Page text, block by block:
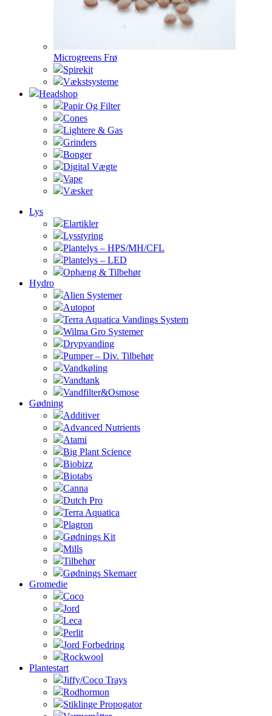
Microgreens Frø
Spirekit
Vækstsysteme
Headshop
Papir Og Filter
Cones
Lightere & Gas
Grinders
Bonger
Digital Vægte
Vape
Væsker
Lys
Elartikler
Lysstyring
Plantelys – HPS/MH/CFL
Plantelys – LED
Ophæng & Tilbehør
Hydro
Alien Systemer
Autopot
Terra Aquatica Vandings System
Wilma Gro Systemer
Drypvanding
Pumper – Div. Tilbehør
Vandkøling
Vandtank
Vandfilter&Osmose
Gødning
Additiver
Advanced Nutrients
Atami
Big Plant Science
Biobizz
Biotabs
Canna
Dutch Pro
Terra Aquatica
Plagron
Gødnings Kit
Mills
Tilbehør
Gødnings Skemaer
Gromedie
Coco
Jord
Leca
Perlit
Jord Forbedring
Rockwool
Plantestart
Jiffy/Coco Trays
Rodhormon
Stiklinge Propogator